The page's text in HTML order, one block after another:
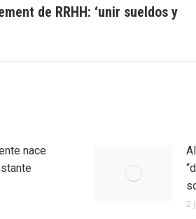
de RRHH: ‘unir sueldos y
nace
2